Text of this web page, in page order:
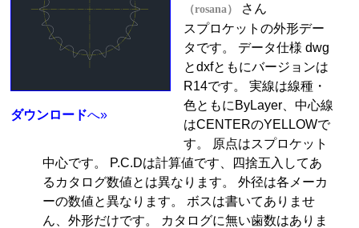
ダウンロードへ»
（rosana）
さん
スプロケットの外形デー
タです。 データ仕様 dwg
とdxfともにバージョンは
R14です。 実線は線種・
色ともにByLayer、中心線
はCENTERのYELLOWで
す。 原点はスプロケット
中心です。 P.C.Dは計算値です、四捨五入してあ
るカタログ数値とは異なります。 外径は各メーカ
ーの数値と異なります。 ボスは書いてありませ
ん、外形だけです。 カタログに無い歯数はありま